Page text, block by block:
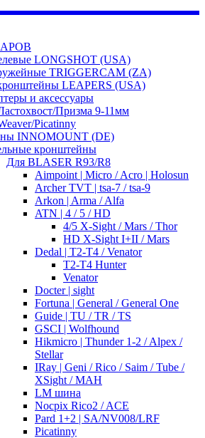
LONGSHOT (USA)
TRIGGERCAM (ZA)
LEAPERS (USA)
и аксессуары
Призма 9-11мм
Picatinny
INNOMOUNT (DE)
кронштейны
Для BLASER R93/R8
Aimpoint | Micro / Acro | Holosun
Archer TVT | tsa-7 / tsa-9
Arkon | Arma / Alfa
ATN | 4 / 5 / HD
4/5 X-Sight / Mars / Thor
HD X-Sight I+II / Mars
Dedal | T2-T4 / Venator
T2-T4 Hunter
Venator
Docter | sight
Fortuna | General / General One
Guide | TU / TR / TS
GSCI | Wolfhound
Hikmicro | Thunder 1-2 / Alpex /
Stellar
IRay | Geni / Rico / Saim / Tube /
XSight / MAH
LM шина
Nocpix Rico2 / ACE
Pard 1+2 | SA/NV008/LRF
Picatinny